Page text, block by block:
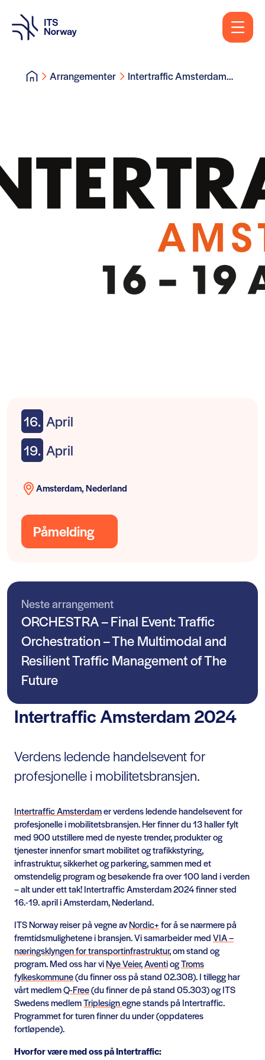
Arrangementer
Intertraffic Amsterdam
16. April
19. April
Amsterdam, Nederland
Påmelding
Neste arrangement
ORCHESTRA – Final Event: Traffic
Orchestration – The Multimodal and
Resilient Traffic Management of The
Future
Intertraffic Amsterdam 2024
Verdens ledende handelsevent for
profesjonelle i mobilitetsbransjen.
Intertraffic Amsterdamer verdens ledende handelsevent for
profesjonelle i mobilitetsbransjen. Her finner du 13 haller fylt
med 900 utstillere med de nyeste trender, produkter og
tjenester innenfor smart mobilitet og trafikkstyring,
infrastruktur, sikkerhet og parkering, sammen med et
omstendelig program og besøkende fra over 100 land i verden
– alt under ett tak! Intertraffic Amsterdam 2024 finner sted
16.-19. april i Amsterdam, Nederland.
ITS Norway reiser på vegne avNordic+for å se nærmere på
fremtidsmulighetene i bransjen. Vi samarbeider medVIA –
næringsklyngen for transportinfrastruktur, om stand og
program. Med oss har viNye Veier,AventiogTroms
fylkeskommune(du finner oss på stand 02.308). I tillegg har
vårt medlemQ-Free(du finner de på stand 05.303) og ITS
Swedens medlemTriplesignegne stands på Intertraffic.
Programmet for turen finner du under (oppdateres
fortløpende).
Hvorfor være med oss på Intertraffic: